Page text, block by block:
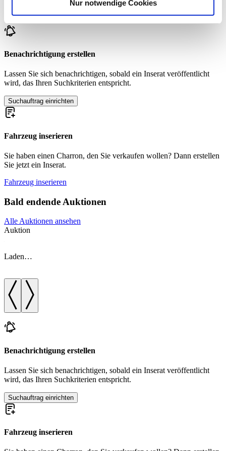
Verwendung unserer Website an unsere Partner für
soziale Medien, Werbung und Analysen weiter. Unsere
Partner führen diese Informationen möglicherweise mit
haben oder die sie im Rahmen Ihrer Nutzung der Dienste
Nur notwendige Cookies
Benachrichtigung erstellen
Lassen Sie sich benachrichtigen, sobald ein Inserat veröffentlicht
wird, das Ihren Suchkriterien entspricht.
Suchauftrag einrichten
Fahrzeug inserieren
Sie haben einen Charron, den Sie verkaufen wollen? Dann erstellen
Sie jetzt ein Inserat.
Fahrzeug inserieren
Bald endende Auktionen
Alle Auktionen ansehen
Auktion
Laden…
Benachrichtigung erstellen
Lassen Sie sich benachrichtigen, sobald ein Inserat veröffentlicht
wird, das Ihren Suchkriterien entspricht.
Suchauftrag einrichten
Fahrzeug inserieren